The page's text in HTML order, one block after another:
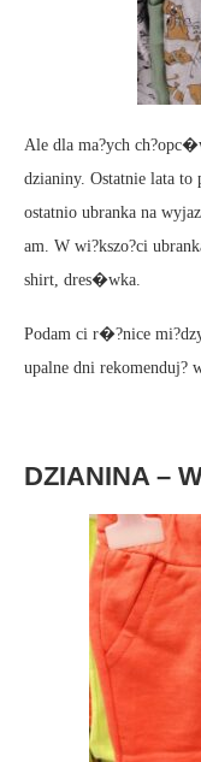
Ale dla ma?ych
dzianiny. Ostatnie lata to
ostatnio ubranka na
am. W wi?kszo?ci
shirt, dres�wka.
Podam ci r�?nice
upalne dni rekomenduj?
DZIANINA –